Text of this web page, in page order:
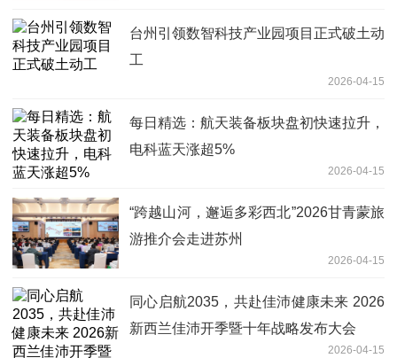
台州引领数智科技产业园项目正式破土动
工
2026-04-15
每日精选：航天装备板块盘初快速拉升，
电科蓝天涨超5%
2026-04-15
“跨越山河，邂逅多彩西北”2026甘青蒙旅
游推介会走进苏州
2026-04-15
同心启航2035，共赴佳沛健康未来 2026
新西兰佳沛开季暨十年战略发布大会
2026-04-15